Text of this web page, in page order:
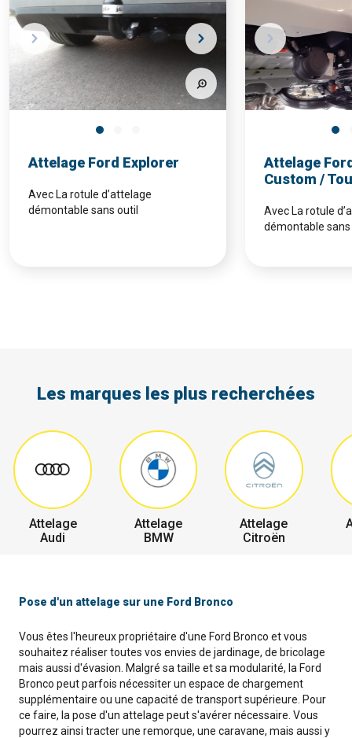
Attelage Ford Explorer
Avec La rotule d’attelage
démontable sans outil
Attelage
Custom /
Avec La rotule
démontable
Les marques les plus recherchées
Attelage
Audi
Attelage
BMW
Attelage
Citroën
Pose d'un attelage sur une Ford Bronco
Vous êtes l'heureux propriétaire d'une Ford Bronco et vous
souhaitez réaliser toutes vos envies de jardinage, de bricolage
mais aussi d'évasion. Malgré sa taille et sa modularité, la Ford
Bronco peut parfois nécessiter un espace de chargement
supplémentaire ou une capacité de transport supérieure. Pour
ce faire, la pose d'un attelage peut s'avérer nécessaire. Vous
pourrez ainsi tracter une remorque, une caravane, mais aussi y